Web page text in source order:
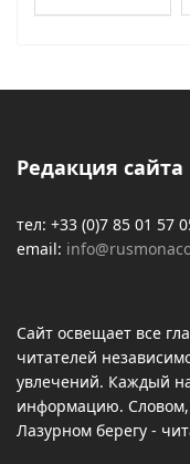
Редакция сайта
тел: +33 (0)7 85 01 57
email:
Сайт освещает все
читателей
увлечений. Каждый
информацию. Словом,
Лазурном берегу -